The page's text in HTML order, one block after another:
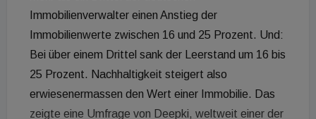
Immobilienverwalter einen Anstieg der
Immobilienwerte zwischen 16 und 25 Prozent. Und:
Bei über einem Drittel sank der Leerstand um 16 bis
25 Prozent. Nachhaltigkeit steigert also
erwiesenermassen den Wert einer Immobilie. Das
zeigte eine Umfrage von Deepki, weltweit einer der